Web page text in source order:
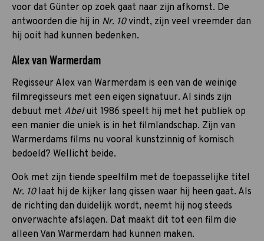
voor dat Günter op zoek gaat naar zijn afkomst. De
antwoorden die hij in Nr. 10vindt, zijn veel vreemder dan
hij ooit had kunnen bedenken.
Alex van Warmerdam
Regisseur Alex van Warmerdam is een van de weinige
filmregisseurs met een eigen signatuur. Al sinds zijn
debuut met Abeluit 1986 speelt hij met het publiek op
een manier die uniek is in het filmlandschap. Zijn van
Warmerdams films nu vooral kunstzinnig of komisch
bedoeld? Wellicht beide.
Ook met zijn tiende speelfilm met de toepasselijke titel
Nr. 10laat hij de kijker lang gissen waar hij heen gaat. Als
de richting dan duidelijk wordt, neemt hij nog steeds
onverwachte afslagen. Dat maakt dit tot een film die
alleen Van Warmerdam had kunnen maken.